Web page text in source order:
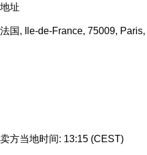
地址
法国, Ile-de-France, 75009,
卖方当地时间: 13:15 (CEST)